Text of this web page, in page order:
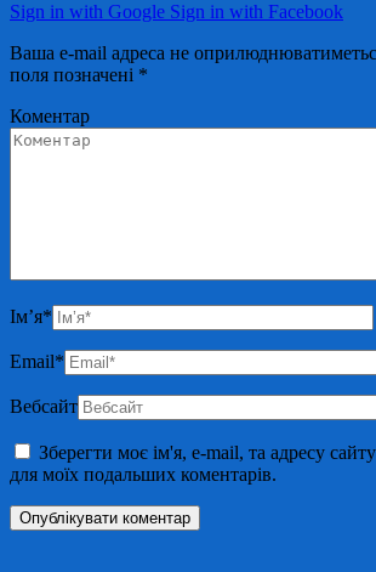
Sign in with Google Sign in with Facebook
Ваша e-mail адреса не
поля позначені *
Коментар
Ім’я*
Email*
Вебсайт
Зберегти моє ім'я, e-mail, та адресу
для моїх подальших коментарів.